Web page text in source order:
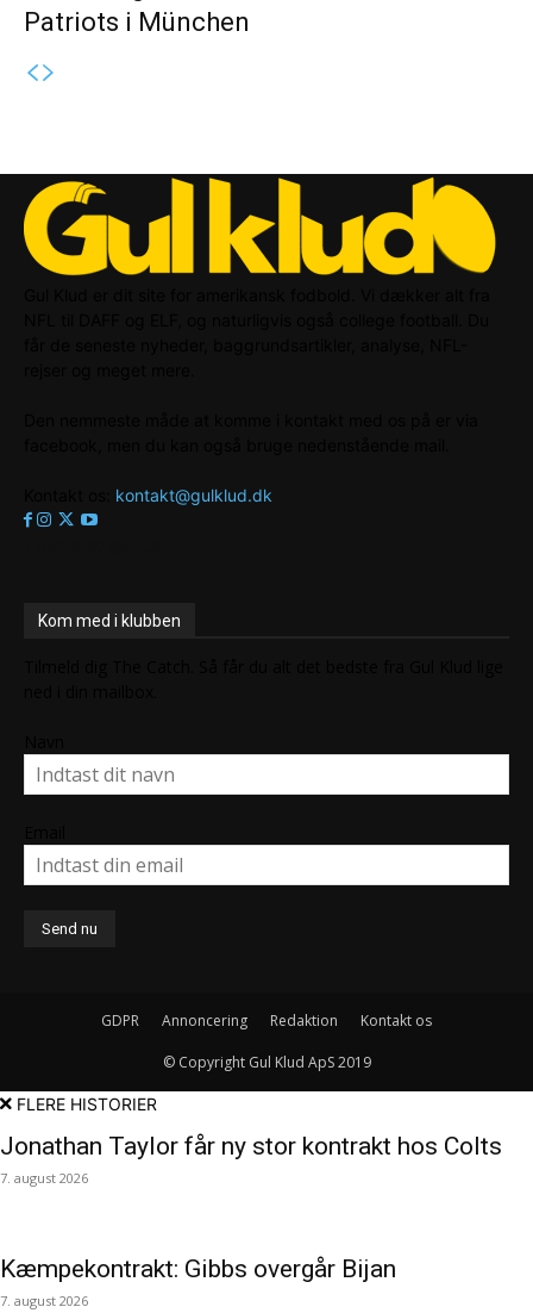
Patriots i München
kontakt@gulklud.dk
Kom med i klubben
GDPR Annoncering Redaktion Kontakt os
© Copyright Gul Klud ApS 2019
FLERE HISTORIER
Jonathan Taylor får ny stor kontrakt hos Colts
7. august 2026
Kæmpekontrakt: Gibbs overgår Bijan
7. august 2026